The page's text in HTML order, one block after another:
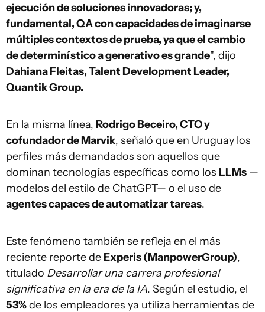
ejecución de soluciones innovadoras; y,
fundamental, QA con capacidades de imaginarse
múltiples contextos de prueba, ya que el cambio
de determinístico a generativo es grande", dijo
Dahiana Fleitas, Talent Development Leader,
Quantik Group.
En la misma línea, Rodrigo Beceiro, CTO y
cofundador de Marvik, señaló que en Uruguay los
perfiles más demandados son aquellos que
dominan tecnologías específicas como los LLMs —
modelos del estilo de ChatGPT— o el uso de
agentes capaces de automatizar tareas.
Este fenómeno también se refleja en el más
reciente reporte de Experis (ManpowerGroup),
titulado Desarrollar una carrera profesional
significativa en la era de la IA. Según el estudio, el
53%de los empleadores ya utiliza herramientas de